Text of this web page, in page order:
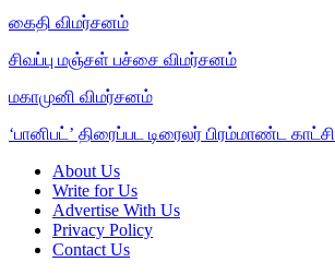
கைதி விமர்சனம்
சிவப்பு மஞ்சள் பச்சை விமர்சனம்
மகாமுனி விமர்சனம்
‘பானிபட்’ திரைப்பட டிரைலர் பிரம்மாண்ட
About Us
Write for Us
Advertise With Us
Privacy Policy
Contact Us